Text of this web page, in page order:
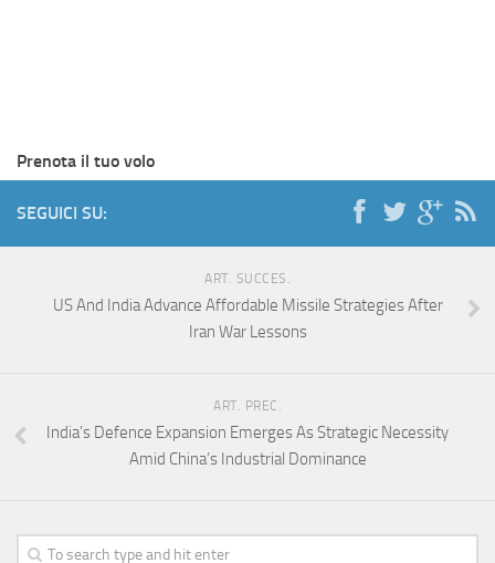
Prenota il tuo volo
SEGUICI SU:
ART. SUCCES.
US And India Advance Affordable Missile Strategies After
Iran War Lessons
ART. PREC.
India’s Defence Expansion Emerges As Strategic Necessity
Amid China’s Industrial Dominance